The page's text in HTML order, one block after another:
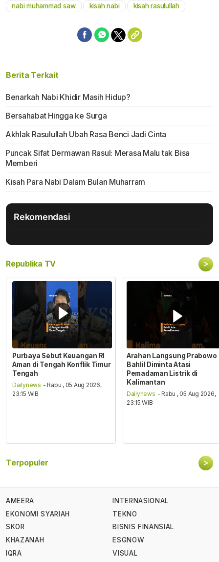
nabi muhammad saw kisah nabi kisah rasulullah
Berita Terkait
Benarkah Nabi Khidir Masih Hidup?
Bersahabat Hingga ke Surga
Akhlak Rasulullah Ubah Rasa Benci Jadi Cinta
Puncak Sifat Dermawan Rasul: Merasa Malu tak Bisa
Memberi
Kisah Para Nabi Dalam Bulan Muharram
Rekomendasi
Republika TV >
Purbaya Sebut Keuangan RI
Aman di Tengah Konflik Timur
Tengah
Dailynews - Rabu , 05 Aug 2026,
23:15 WIB
Arahan Langsung Prabowo
Bahlil Diminta Atasi
Pemadaman Listrik di
Kalimantan
Dailynews - Rabu , 05 Aug 2026,
23:15 WIB
Terpopuler >
AMEERA
EKONOMI SYARIAH
SKOR
KHAZANAH
IQRA
INTERNASIONAL
TEKNO
BISNIS FINANSIAL
ESGNOW
VISUAL